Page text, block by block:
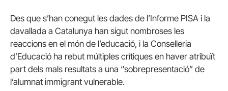
Des que s’han conegut les dades de l’Informe PISA i la
davallada a Catalunya han sigut nombroses les
reaccions en el món de l’educació, i la Conselleria
d’Educació ha rebut múltiples crítiques en haver atribuït
part dels mals resultats a una “sobrepresentació” de
l’alumnat immigrant vulnerable.